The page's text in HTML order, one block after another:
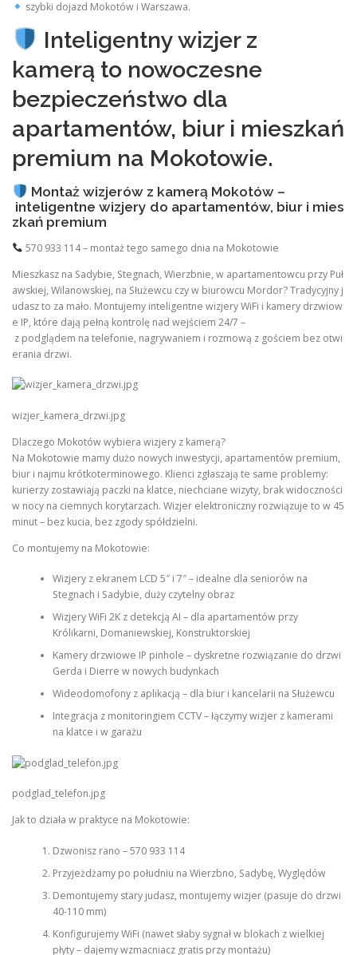
szybki dojazd Mokotów i Warszawa.
Inteligentny wizjer z
kamerą to nowoczesne
bezpieczeństwo dla
apartamentów, biur i mieszkań
premium na Mokotowie.
Montaż wizjerów z kamerą Mokotów –
inteligentne wizjery do apartamentów, biur i mies
zkań premium
570 933 114 – montaż tego samego dnia na Mokotowie
Mieszkasz na Sadybie, Stegnach, Wierzbnie, w apartamentowcu przy Puł
awskiej, Wilanowskiej, na Służewcu czy w biurowcu Mordor? Tradycyjny j
udasz to za mało. Montujemy inteligentne wizjery WiFi i kamery drzwiow
e IP, które dają pełną kontrolę nad wejściem 24/7 –
z podglądem na telefonie, nagrywaniem i rozmową z gościem bez otwi
erania drzwi.
wizjer_kamera_drzwi.jpg
Dlaczego Mokotów wybiera wizjery z kamerą?
Na Mokotowie mamy dużo nowych inwestycji, apartamentów premium,
biur i najmu krótkoterminowego. Klienci zgłaszają te same problemy:
kurierzy zostawiają paczki na klatce, niechciane wizyty, brak widoczności
w nocy na ciemnych korytarzach. Wizjer elektroniczny rozwiązuje to w 45
minut – bez kucia, bez zgody spółdzielni.
Co montujemy na Mokotowie:
Wizjery z ekranem LCD 5″ i 7″ – idealne dla seniorów na
Stegnach i Sadybie, duży czytelny obraz
Wizjery WiFi 2K z detekcją AI – dla apartamentów przy
Królikarni, Domaniewskiej, Konstruktorskiej
Kamery drzwiowe IP pinhole – dyskretne rozwiązanie do drzwi
Gerda i Dierre w nowych budynkach
Wideodomofony z aplikacją – dla biur i kancelarii na Służewcu
Integracja z monitoringiem CCTV – łączymy wizjer z kamerami
na klatce i w garażu
podglad_telefon.jpg
Jak to działa w praktyce na Mokotowie:
Dzwonisz rano – 570 933 114
Przyjeżdżamy po południu na Wierzbno, Sadybę, Wyględów
Demontujemy stary judasz, montujemy wizjer (pasuje do drzwi
40-110 mm)
Konfigurujemy WiFi (nawet słaby sygnał w blokach z wielkiej
płyty – dajemy wzmacniacz gratis przy montażu)